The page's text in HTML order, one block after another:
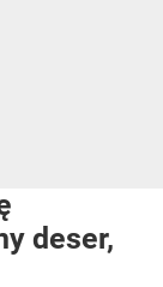
deser,